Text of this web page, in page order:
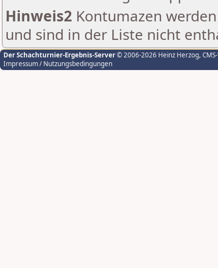
Hinweis2 Kontumazen
und sind in der Liste nicht
Der Schachturnier-Ergebnis-Server© 2006-2026 Heinz Herzog,
Impressum / Nutzungsbedingungen